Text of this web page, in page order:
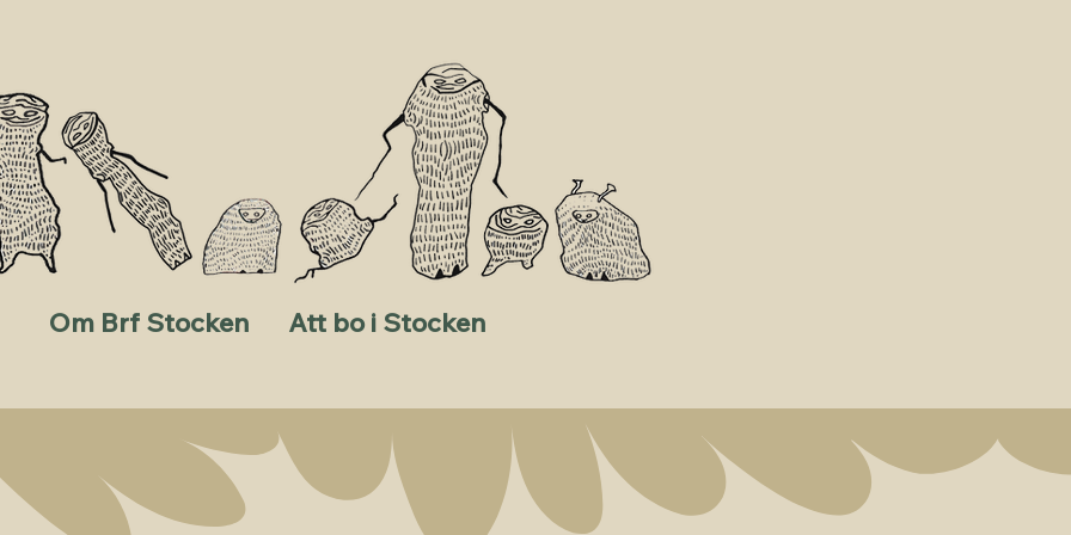
Om Brf Stocken Att bo i Stocken